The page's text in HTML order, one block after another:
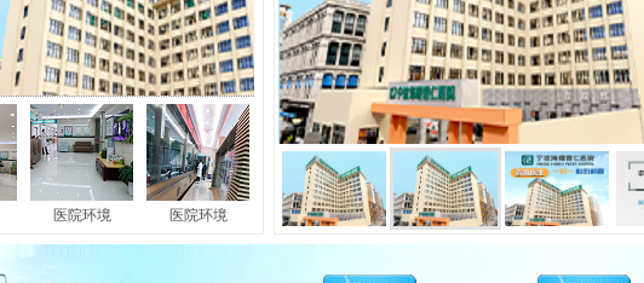
睾丸炎| 附睾炎| 包皮过长| 包皮包茎 | 早泄|阳痿| 射精障碍 勃起障碍|
群体中，不少男性朋友发现自己患有
医院环境 医院环境